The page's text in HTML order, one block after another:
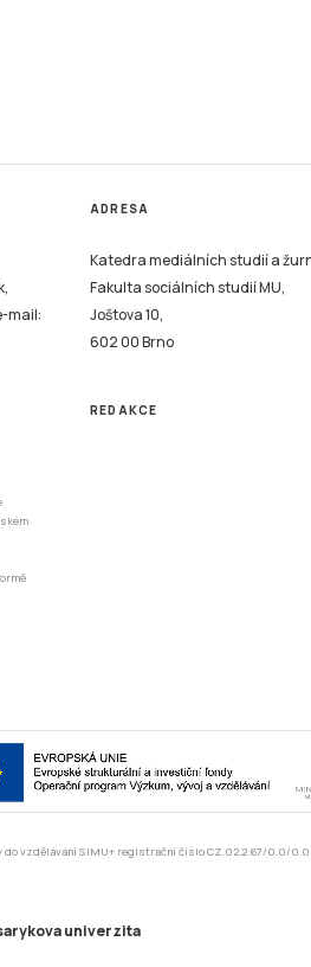
mail:
ADRESA
Katedra mediálních studií a
Fakulta sociálních studií MU,
Joštova 10,
602 00 Brno
REDAKCE
do vzdělávání SIMU+ registrační číslo CZ.02.2.67/0.0/
univerzita